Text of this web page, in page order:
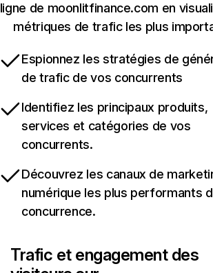
ligne de moonlitfinance.com en
métriques de trafic les plus
Espionnez les stratégies de
de trafic de vos concurrents
Identifiez les principaux produits,
services et catégories de vos
concurrents.
Découvrez les canaux de
numérique les plus performants
concurrence.
Trafic et engagement des